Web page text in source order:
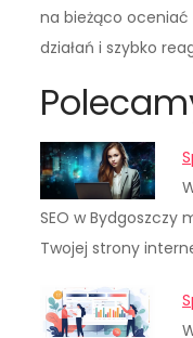
na bieżąco
działań i szybko
SEO w Bydgoszczy
Twojej strony